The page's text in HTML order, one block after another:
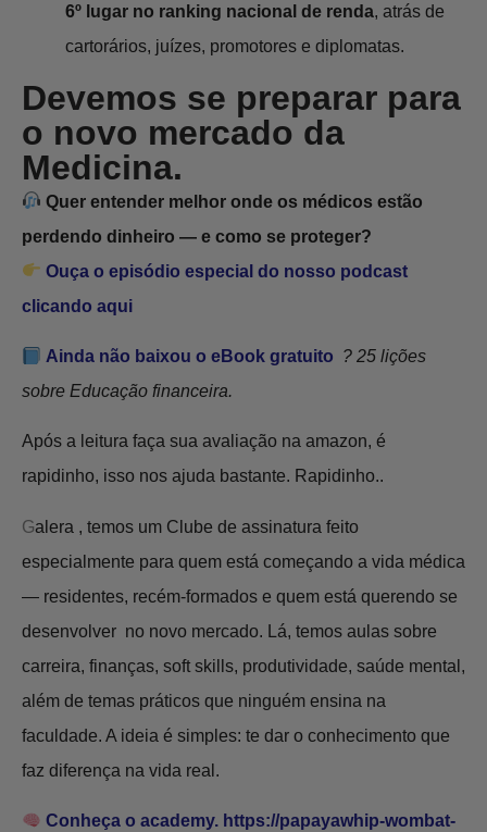
6º lugar no ranking nacional de renda, atrás de
cartorários, juízes, promotores e diplomatas.
Devemos se preparar para
o novo mercado da
Medicina.
Quer entender melhor onde os médicos estão
perdendo dinheiro — e como se proteger?
Ouça o episódio especial do nosso podcast
clicando aqui
Ainda não baixou o eBook gratuito ? 25 lições
sobre Educação financeira.
Após a leitura faça sua avaliação na amazon, é
rapidinho, isso nos ajuda bastante. Rapidinho..
Galera , temos um Clube de assinatura feito
especialmente para quem está começando a vida médica
— residentes, recém-formados e quem está querendo se
desenvolver no novo mercado. Lá, temos aulas sobre
carreira, finanças, soft skills, produtividade, saúde mental,
além de temas práticos que ninguém ensina na
faculdade. A ideia é simples: te dar o conhecimento que
faz diferença na vida real.
Conheça o academy. https://papayawhip-wombat-